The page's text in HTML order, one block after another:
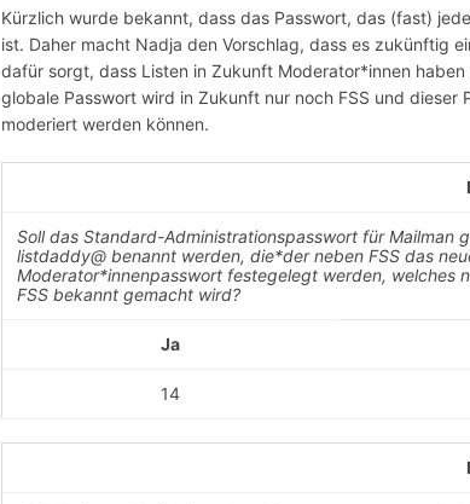
Kürzlich wurde bekannt, dass das Passwort, das (fast)
ist. Daher macht Nadja den Vorschlag, dass es zukünftig
dafür sorgt, dass Listen in Zukunft Moderator*innen
globale Passwort wird in Zukunft nur noch FSS und
moderiert werden können.
Soll das Standard-Administrationspasswort für
listdaddy@ benannt werden, die*der neben FSS das
Moderator*innenpasswort festegelegt werden, welches
FSS bekannt gemacht wird?
Ja
14